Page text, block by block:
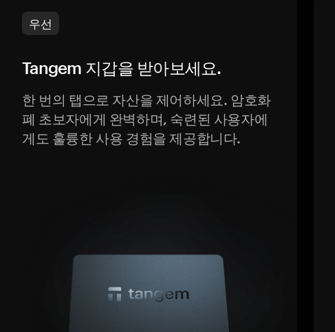
우선
Tangem 지갑을 받아보세요.
한 번의 탭으로 자산을 제어하세요. 암호화
폐 초보자에게 완벽하며, 숙련된 사용자에
게도 훌륭한 사용 경험을 제공합니다.